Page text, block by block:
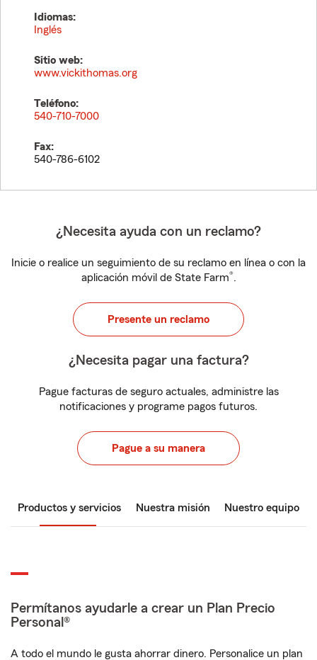
Idiomas:
Inglés
Sitio web:
www.vickithomas.org
Teléfono:
540-710-7000
Fax:
540-786-6102
¿Necesita ayuda con un reclamo?
Inicie o realice un seguimiento de su reclamo en línea o con la
aplicación móvil de State Farm®.
Presente un reclamo
¿Necesita pagar una factura?
Pague facturas de seguro actuales, administre las
notificaciones y programe pagos futuros.
Pague a su manera
Productos y servicios Nuestra misión Nuestro equipo
Permítanos ayudarle a crear un Plan Precio
Personal®
A todo el mundo le gusta ahorrar dinero. Personalice un plan